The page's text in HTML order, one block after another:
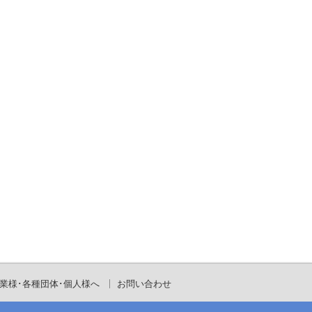
様･各種団体･個人様へ お問い合わせ